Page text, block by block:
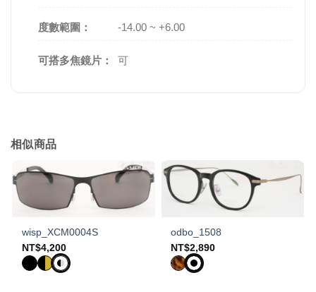
度數範圍： -14.00 ~ +6.00
可搭多焦鏡片： 可
相似商品
wisp_XCM0004S
NT$4,200
odbo_1508
NT$2,890